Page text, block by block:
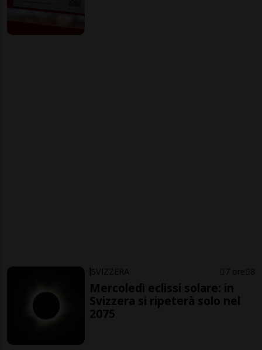
SVIZZERA 7 ore 8
Mercoledì eclissi solare: in
Svizzera si ripeterà solo nel
2075